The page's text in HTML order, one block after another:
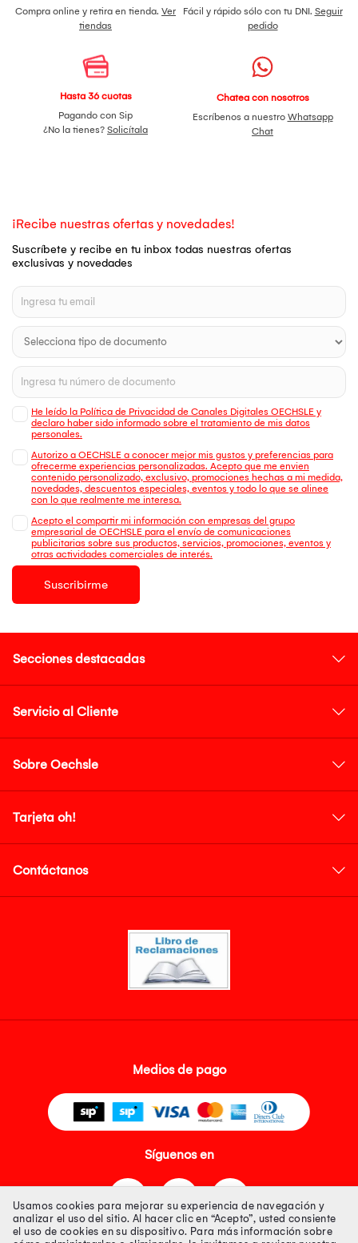
Compra online y retira en tienda. Ver
tiendas
Fácil y rápido sólo con tu DNI. Seguir
pedido
Hasta 36 cuotas
Pagando con Sip
¿No la tienes? Solicítala
Chatea con nosotros
Escríbenos a nuestro Whatsapp
Chat
¡Recibe nuestras ofertas y novedades!
Suscríbete y recibe en tu inbox todas nuestras ofertas
exclusivas y novedades
He leído la Política de Privacidad de Canales Digitales OECHSLE y
declaro haber sido informado sobre el tratamiento de mis datos
personales.
Autorizo a OECHSLE a conocer mejor mis gustos y preferencias para
ofrecerme experiencias personalizadas. Acepto que me envien
contenido personalizado, exclusivo, promociones hechas a mi medida,
novedades, descuentos especiales, eventos y todo lo que se alinee
con lo que realmente me interesa.
Acepto el compartir mi información con empresas del grupo
empresarial de OECHSLE para el envío de comunicaciones
publicitarias sobre sus productos, servicios, promociones, eventos y
otras actividades comerciales de interés.
Suscribirme
Secciones destacadas
Servicio al Cliente
Sobre Oechsle
Tarjeta oh!
Contáctanos
Medios de pago
Síguenos en
Usamos cookies para mejorar su experiencia de navegación y
analizar el uso del sitio. Al hacer clic en “Acepto”, usted consiente
el uso de cookies en su dispositivo. Para más información sobre